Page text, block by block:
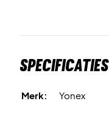
Specificaties
Merk: Yonex